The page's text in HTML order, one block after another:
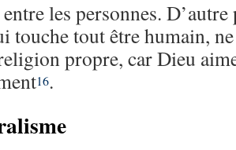
les personnes.
touche tout être humain,
propre, car Dieu
16.